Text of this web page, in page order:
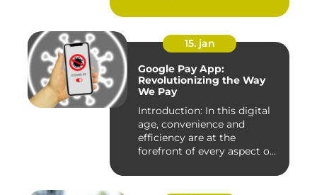
15. jan
Google Pay App:
Revolutionizing the Way
We Pay
Introduction: In this digital
age, convenience and
efficiency are at the
forefront of every aspect o...